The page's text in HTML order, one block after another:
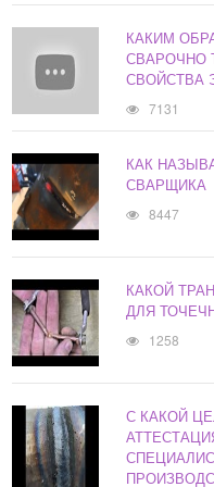
КАКИМ
СВАРОЧНО
СВОЙСТВА
7131
КАК
СВАРЩИКА
8447
КАКОЙ
ДЛЯ
1258
С КАКОЙ